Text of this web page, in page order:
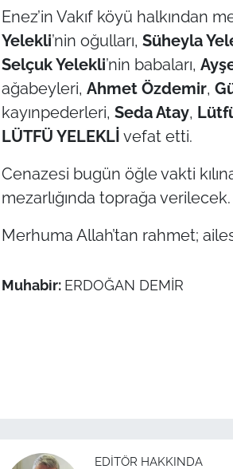
Enez’in Vakıf köyü halkından
Yelekli’nin oğulları, Süheyla
Selçuk Yelekli’nin babaları,
ağabeyleri, Ahmet Özdemir,
kayınpederleri, Seda Atay,
LÜTFÜ YELEKLİ vefat etti.
Cenazesi bugün öğle vakti
mezarlığında toprağa verilecek.
Merhuma Allah’tan rahmet;
Muhabir: ERDOĞAN DEMİR
EDITÖR HAKKINDA